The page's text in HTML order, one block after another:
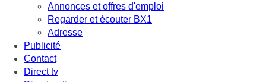
Annonces et offres d'emploi
Regarder et écouter BX1
Adresse
Publicité
Contact
Direct tv